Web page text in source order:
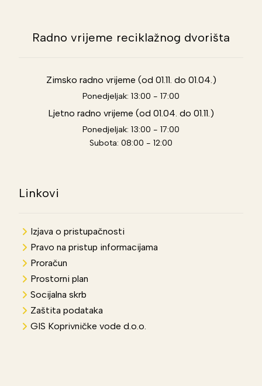
Radno vrijeme reciklažnog dvorišta
Zimsko radno vrijeme (od 01.11. do 01.04.)
Ponedjeljak: 13:00 - 17:00
Ljetno radno vrijeme (od 01.04. do 01.11.)
Ponedjeljak: 13:00 - 17:00
Subota: 08:00 - 12:00
Linkovi
Izjava o pristupačnosti
Pravo na pristup informacijama
Proračun
Prostorni plan
Socijalna skrb
Zaštita podataka
GIS Koprivničke vode d.o.o.